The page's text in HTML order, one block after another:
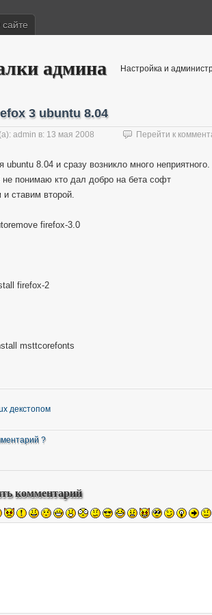
админа Настройка и
3 ubuntu 8.04
admin в: 13 мая 2008 Перейти к
ubuntu 8.04 и сразу возникло много неприятного.
не понимаю кто дал добро на бета софт
и ставим второй.
firefox-3.0
firefox-2
msttcorefonts
декстопом
?
комментарий